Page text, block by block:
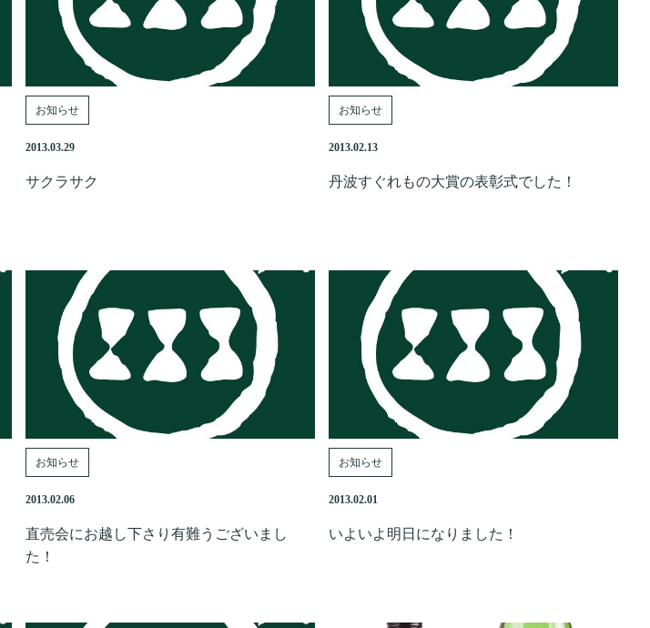
お知らせ
2013.03.29
サクラサク
お知らせ
2013.02.13
丹波すぐれもの大賞の表彰式でした！
お知らせ
2013.02.06
直売会にお越し下さり有難うございまし
た！
お知らせ
2013.02.01
いよいよ明日になりました！